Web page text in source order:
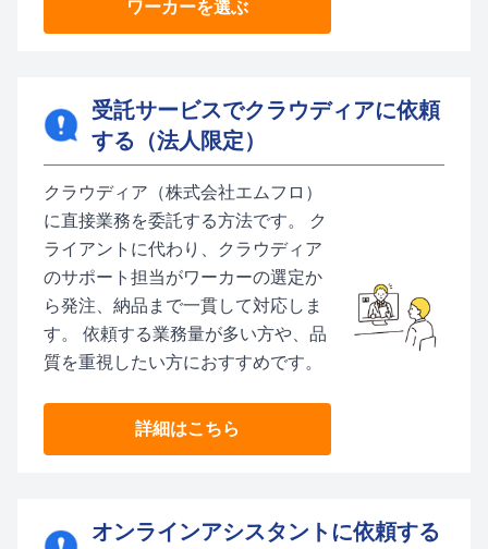
ワーカーを選ぶ
受託サービスでクラウディアに依頼
する（法人限定）
クラウディア（株式会社エムフロ）
に直接業務を委託する方法です。 ク
ライアントに代わり、クラウディア
のサポート担当がワーカーの選定か
ら発注、納品まで一貫して対応しま
す。 依頼する業務量が多い方や、品
質を重視したい方におすすめです。
詳細はこちら
オンラインアシスタントに依頼する